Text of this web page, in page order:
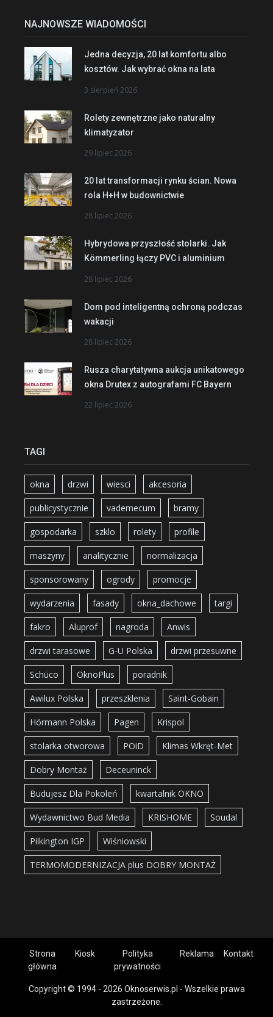
NAJNOWSZE WIADOMOŚCI
Jedna decyzja, 20 lat komfortu albo
kosztów. Jak wybrać okna na lata
3 sierpień 2026
Rolety zewnętrzne jako naturalny
klimatyzator
29 lipiec 2026
20 lat transformacji rynku ścian. Nowa
rola H+H w budownictwie
28 lipiec 2026
Hybrydowa przyszłość stolarki. Jak
Kömmerling łączy PVC i aluminium
28 lipiec 2026
Dom pod inteligentną ochroną podczas
wakacji
28 lipiec 2026
Rusza charytatywna aukcja unikatowego
okna Drutex z autografami FC Bayern
22 lipiec 2026
TAGI
okna drzwi wiesci akcesoria
publicystycznie vademecum bramy
gospodarka szklo rolety profile
maszyny analitycznie normalizacja
sponsorowany ogrody promocje
wydarzenia fasady okna_dachowe targi
fakro Aluprof nagroda Anwis
drzwi tarasowe G-U Polska drzwi przesuwne
Schüco OknoPlus poradnik
Awilux Polska przeszklenia Saint-Gobain
Hörmann Polska Pagen Krispol
stolarka otworowa POiD Klimas Wkręt-Met
Dobry Montaż Deceuninck
Budujesz Dla Pokoleń kwartalnik OKNO
Wydawnictwo Bud Media KRISHOME Soudal
Pilkington IGP Wiśniowski
TERMOMODERNIZACJA plus DOBRY MONTAŻ
Strona
główna
Kiosk
Polityka
prywatności
Reklama Kontakt
Copyright © 1994 - 2026 Oknoserwis.pl - Wszelkie prawa
zastrzeżone.